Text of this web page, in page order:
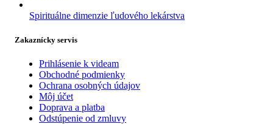
Spirituálne dimenzie ľudového lekárstva
Zakaznícky servis
Prihlásenie k videam
Obchodné podmienky
Ochrana osobných údajov
Môj účet
Doprava a platba
Odstúpenie od zmluvy